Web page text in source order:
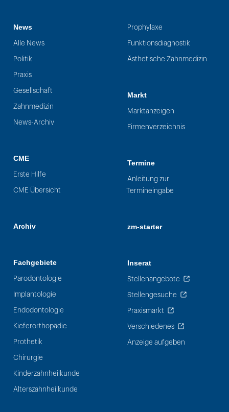
News
Alle News
Politik
Praxis
Gesellschaft
Zahnmedizin
News-Archiv
CME
Erste Hilfe
CME Übersicht
Archiv
Fachgebiete
Parodontologie
Implantologie
Endodontologie
Kieferorthopädie
Prothetik
Chirurgie
Kinderzahnheilkunde
Alterszahnheilkunde
Prophylaxe
Funktionsdiagnostik
Ästhetische Zahnmedizin
Markt
Marktanzeigen
Firmenverzeichnis
Termine
Anleitung zur
Termineingabe
zm-starter
Inserat
Stellenangebote
Stellengesuche
Praxismarkt
Verschiedenes
Anzeige aufgeben